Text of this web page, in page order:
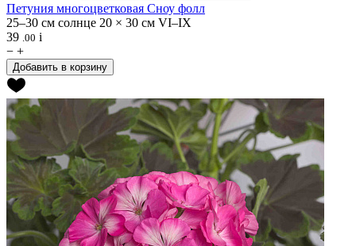
Петуния многоцветковая Сноу фолл
25–30 см солнце 20 × 30 см VI–IX
39 .00 i
− +
Добавить в корзину